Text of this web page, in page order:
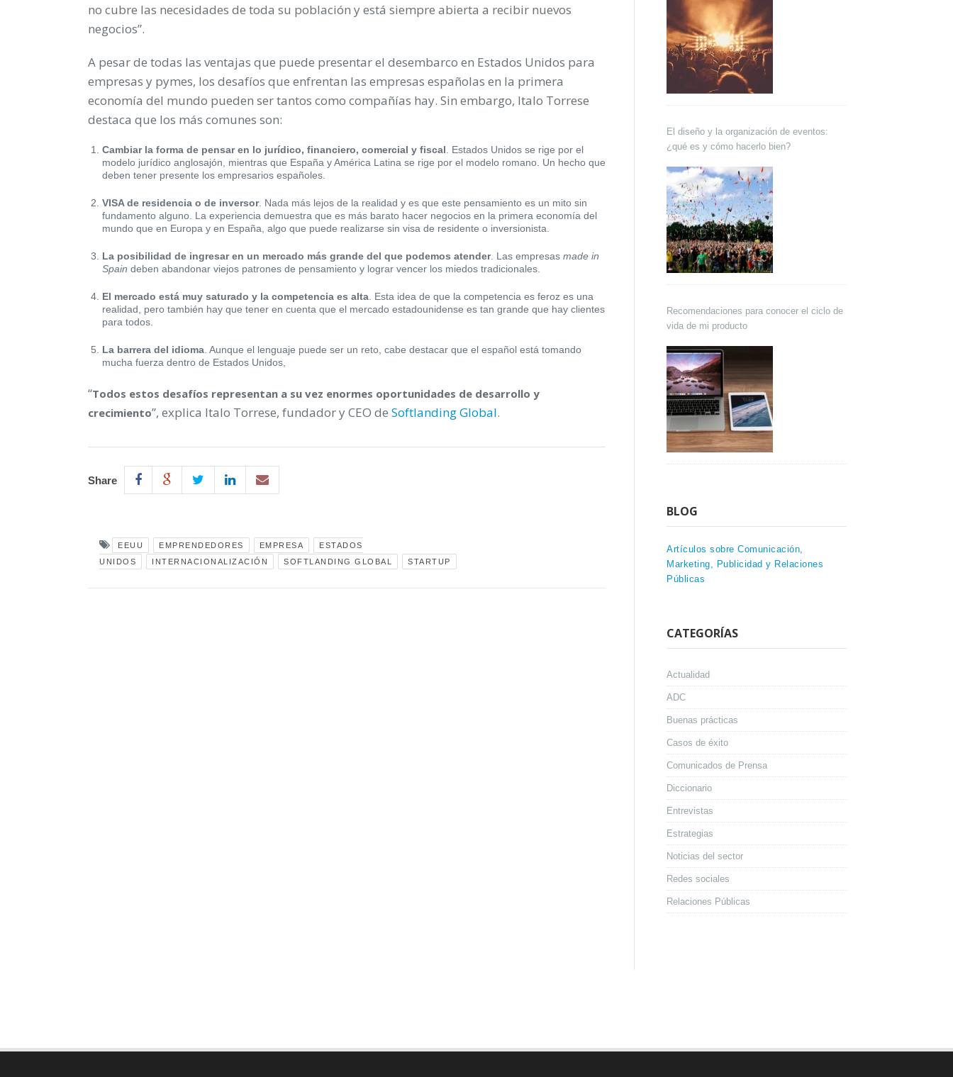
no cubre las necesidades de toda su población y está siempre abierta a recibir nuevos
negocios”.
A pesar de todas las ventajas que puede presentar el desembarco en Estados Unidos para
empresas y pymes, los desafíos que enfrentan las empresas españolas en la primera
economía del mundo pueden ser tantos como compañías hay. Sin embargo, Italo Torrese
destaca que los más comunes son:
Cambiar la forma de pensar en lo jurídico, financiero, comercial y fiscal . Estados Unidos se rige por el
modelo jurídico anglosajón, mientras que España y América Latina se rige por el modelo romano. Un hecho que
deben tener presente los empresarios españoles.
VISA de residencia o de inversor. Nada más lejos de la realidad y es que este pensamiento es un mito sin
fundamento alguno. La experiencia demuestra que es más barato hacer negocios en la primera economía del
mundo que en Europa y en España, algo que puede realizarse sin visa de residente o inversionista.
La posibilidad de ingresar en un mercado más grande del que podemos atender. Las empresas made in
Spain deben abandonar viejos patrones de pensamiento y lograr vencer los miedos tradicionales.
El mercado está muy saturado y la competencia es alta . Esta idea de que la competencia es feroz es una
realidad, pero también hay que tener en cuenta que el mercado estadounidense es tan grande que hay clientes
para todos.
La barrera del idioma . Aunque el lenguaje puede ser un reto, cabe destacar que el español está tomando
mucha fuerza dentro de Estados Unidos,
“Todos estos desafíos representan a su vez enormes oportunidades de desarrollo y
crecimiento”, explica Italo Torrese, fundador y CEO de Softlanding Global.
Share
EEUU EMPRENDEDORES EMPRESA
ESTADOS
UNIDOS
INTERNACIONALIZACIÓN SOFTLANDING GLOBAL STARTUP
El diseño y la organización de eventos:
¿qué es y cómo hacerlo bien?
Recomendaciones para conocer el ciclo de
vida de mi producto
BLOG
Artículos sobre Comunicación,
Marketing, Publicidad y Relaciones
Públicas
CATEGORÍAS
Actualidad
ADC
Buenas prácticas
Casos de éxito
Comunicados de Prensa
Diccionario
Entrevistas
Estrategias
Noticias del sector
Redes sociales
Relaciones Públicas